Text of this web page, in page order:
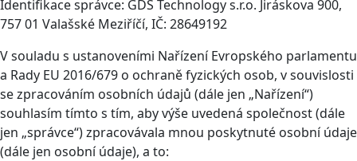
Identifikace správce: GDS Technology s.r.o. Jiráskova 900,
757 01 Valašské Meziříčí, IČ: 28649192
V souladu s ustanoveními Nařízení Evropského parlamentu
a Rady EU 2016/679 o ochraně fyzických osob, v souvislosti
se zpracováním osobních údajů (dále jen „Nařízení“)
souhlasím tímto s tím, aby výše uvedená společnost (dále
jen „správce“) zpracovávala mnou poskytnuté osobní údaje
(dále jen osobní údaje), a to: